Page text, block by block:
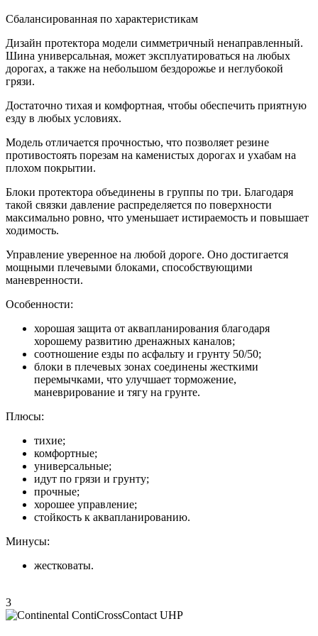
Сбалансированная по характеристикам
Дизайн протектора модели симметричный ненаправленный.
Шина универсальная, может эксплуатироваться на любых
дорогах, а также на небольшом бездорожье и неглубокой
грязи.
Достаточно тихая и комфортная, чтобы обеспечить приятную
езду в любых условиях.
Модель отличается прочностью, что позволяет резине
противостоять порезам на каменистых дорогах и ухабам на
плохом покрытии.
Блоки протектора объединены в группы по три. Благодаря
такой связки давление распределяется по поверхности
максимально ровно, что уменьшает истираемость и повышает
ходимость.
Управление уверенное на любой дороге. Оно достигается
мощными плечевыми блоками, способствующими
маневренности.
Особенности:
хорошая защита от аквапланирования благодаря
хорошему развитию дренажных каналов;
соотношение езды по асфальту и грунту 50/50;
блоки в плечевых зонах соединены жесткими
перемычками, что улучшает торможение,
маневрирование и тягу на грунте.
Плюсы:
тихие;
комфортные;
универсальные;
идут по грязи и грунту;
прочные;
хорошее управление;
стойкость к аквапланированию.
Минусы:
жестковаты.
3